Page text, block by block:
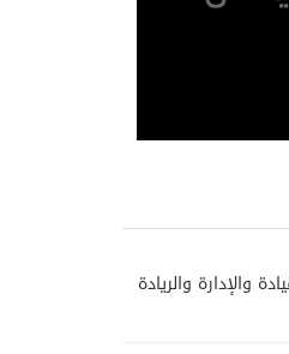
والإدارة والريادة